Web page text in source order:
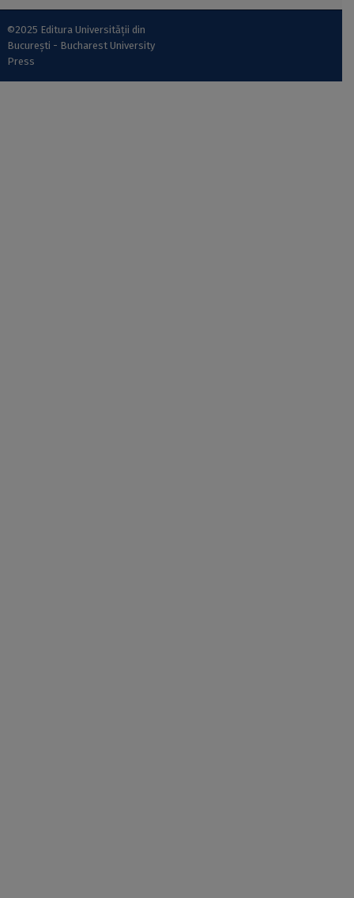
©2025 Editura Universității din
București - Bucharest University
Press